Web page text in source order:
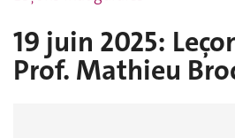
19 juin 2025:
Prof. Mathieu